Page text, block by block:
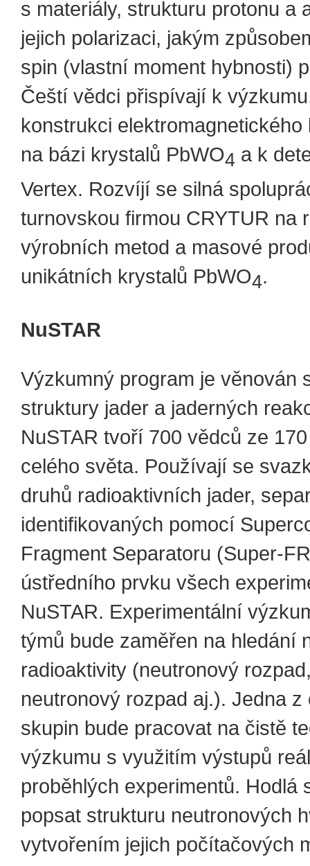
s materiály, strukturu protonu a
jejich polarizaci, jakým
spin (vlastní moment hybnosti)
Čeští vědci přispívají k
konstrukci elektromagnetického
na bázi krystalů PbWO4 a k
Vertex. Rozvíjí se silná
turnovskou firmou CRYTUR na
výrobních metod a masové
unikátních krystalů PbWO4.
NuSTAR
Výzkumný program je věnován
struktury jader a jaderných
NuSTAR tvoří 700 vědců ze
celého světa. Používají se
druhů radioaktivních jader,
identifikovaných pomocí
Fragment Separatoru (Super-
ústředního prvku všech
NuSTAR. Experimentální
týmů bude zaměřen na hledání
radioaktivity (neutronový
neutronový rozpad aj.). Jedna z
skupin bude pracovat na čistě
výzkumu s využitím výstupů
proběhlých experimentů. Hodlá
popsat strukturu neutronových
vytvořením jejich počítačových